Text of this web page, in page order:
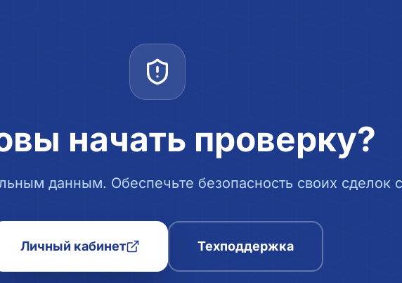
начать проверку?
данным. Обеспечьте безопасность своих сделок
Личный кабинет Техподдержка